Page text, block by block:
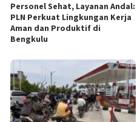
Personel Sehat, Layanan Andal:
PLN Perkuat Lingkungan Kerja
Aman dan Produktif di
Bengkulu